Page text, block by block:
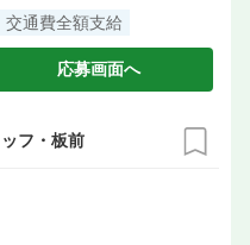
交通費全額支給
応募画面へ
フ・板前